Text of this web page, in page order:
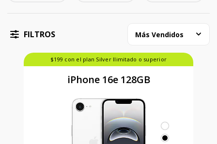
FILTROS Más Vendidos
$199 con el plan Silver Ilimitado o superior
iPhone 16e 128GB